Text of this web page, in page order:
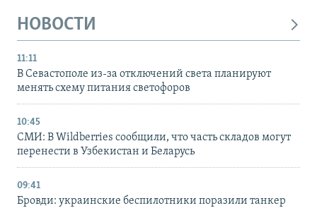
НОВОСТИ
11:11
В Севастополе из-за отключений света планируют
менять схему питания светофоров
10:45
СМИ: В Wildberries сообщили, что часть складов могут
перенести в Узбекистан и Беларусь
09:41
Бровди: украинские беспилотники поразили танкер